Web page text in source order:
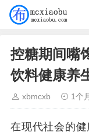
控糖期间嘴
饮料健康养
xbmcxb 1个
在现代社会的